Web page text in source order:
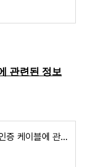
관련된 정보
iPhone 15 USB-C MFI 인증 케이블에 관련된 정보가 나타났다? 그 내용은 무엇인가?